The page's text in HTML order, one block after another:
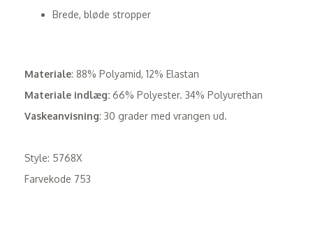
Brede, bløde stropper
Materiale: 88% Polyamid, 12% Elastan
Materiale indlæg: 66% Polyester. 34% Polyurethan
Vaskeanvisning: 30 grader med vrangen ud.
Style: 5768X
Farvekode 753